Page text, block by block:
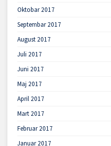
Oktobar 2017
Septembar 2017
August 2017
Juli 2017
Juni 2017
Maj 2017
April 2017
Mart 2017
Februar 2017
Januar 2017